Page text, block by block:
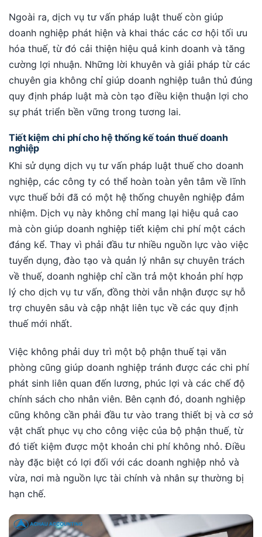
Ngoài ra, dịch vụ tư vấn pháp luật thuế còn giúp
doanh nghiệp phát hiện và khai thác các cơ hội tối ưu
hóa thuế, từ đó cải thiện hiệu quả kinh doanh và tăng
cường lợi nhuận. Những lời khuyên và giải pháp từ các
chuyên gia không chỉ giúp doanh nghiệp tuân thủ đúng
quy định pháp luật mà còn tạo điều kiện thuận lợi cho
sự phát triển bền vững trong tương lai.
Tiết kiệm chi phí cho hệ thống kế toán thuế doanh
nghiệp
Khi sử dụng dịch vụ tư vấn pháp luật thuế cho doanh
nghiệp, các công ty có thể hoàn toàn yên tâm về lĩnh
vực thuế bởi đã có một hệ thống chuyên nghiệp đảm
nhiệm. Dịch vụ này không chỉ mang lại hiệu quả cao
mà còn giúp doanh nghiệp tiết kiệm chi phí một cách
đáng kể. Thay vì phải đầu tư nhiều nguồn lực vào việc
tuyển dụng, đào tạo và quản lý nhân sự chuyên trách
về thuế, doanh nghiệp chỉ cần trả một khoản phí hợp
lý cho dịch vụ tư vấn, đồng thời vẫn nhận được sự hỗ
trợ chuyên sâu và cập nhật liên tục về các quy định
thuế mới nhất.
Việc không phải duy trì một bộ phận thuế tại văn
phòng cũng giúp doanh nghiệp tránh được các chi phí
phát sinh liên quan đến lương, phúc lợi và các chế độ
chính sách cho nhân viên. Bên cạnh đó, doanh nghiệp
cũng không cần phải đầu tư vào trang thiết bị và cơ sở
vật chất phục vụ cho công việc của bộ phận thuế, từ
đó tiết kiệm được một khoản chi phí không nhỏ. Điều
này đặc biệt có lợi đối với các doanh nghiệp nhỏ và
vừa, nơi mà nguồn lực tài chính và nhân sự thường bị
hạn chế.